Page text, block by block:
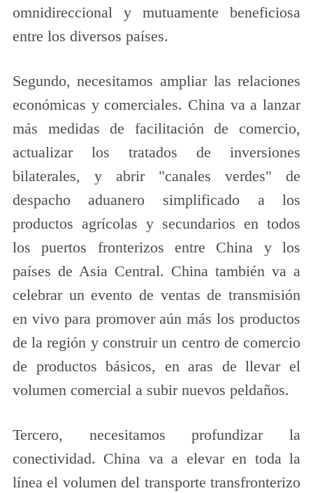
omnidireccional y mutuamente beneficiosa
entre los diversos países.
Segundo, necesitamos ampliar las relaciones
económicas y comerciales. China va a lanzar
más medidas de facilitación de comercio,
actualizar los tratados de inversiones
bilaterales, y abrir "canales verdes" de
despacho aduanero simplificado a los
productos agrícolas y secundarios en todos
los puertos fronterizos entre China y los
países de Asia Central. China también va a
celebrar un evento de ventas de transmisión
en vivo para promover aún más los productos
de la región y construir un centro de comercio
de productos básicos, en aras de llevar el
volumen comercial a subir nuevos peldaños.
Tercero, necesitamos profundizar la
conectividad. China va a elevar en toda la
línea el volumen del transporte transfronterizo